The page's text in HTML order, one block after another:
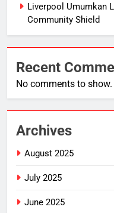
Liverpool Umumkan
Community Shield
Recent
No comments to show.
Archives
August 2025
July 2025
June 2025